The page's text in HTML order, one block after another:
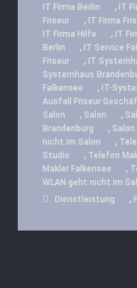
IT Firma Berlin , IT
Friseur
, IT Firma
IT Firma Hilfe , IT
Berlin
, IT Service
Friseur
, IT
Systemhaus
Falkensee
, IT-
Ausfall Friseur
Salon
, Salon ,
Brandenburg
, Salon
nicht im Salon
,
Studio
, Telefon
Makler Falkensee
,
WLAN geht nicht im
Dienstleistung
,